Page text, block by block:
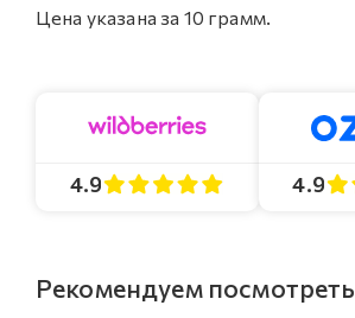
Цена указана за 10 грамм.
4.9 4.9
Рекомендуем посмотреть